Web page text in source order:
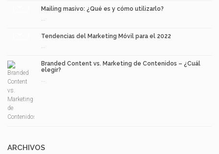
Mailing masivo: ¿Qué es y cómo utilizarlo?
Tendencias del Marketing Móvil para el 2022
Branded Content vs. Marketing de Contenidos – ¿Cuál
elegir?
ARCHIVOS